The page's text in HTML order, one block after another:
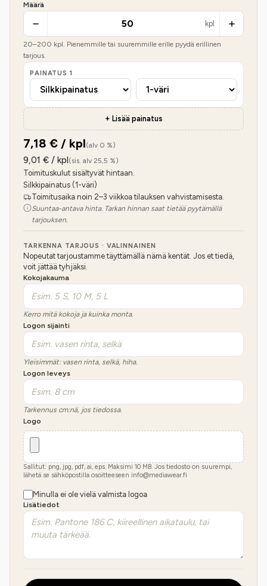
Määrä
kpl
20–200 kpl. Pienemmille tai suuremmille erille pyydä erillinen
tarjous.
PAINATUS 1
+ Lisää painatus
7,18 € / kpl(alv 0 %)
9,01 € / kpl(sis. alv 25,5 %)
Toimituskulut sisältyvät hintaan.
Silkkipainatus (1-väri)
Toimitusaika noin 2–3 viikkoa tilauksen vahvistamisesta.
Suuntaa-antava hinta. Tarkan hinnan saat tietää pyytämällä
tarjouksen.
TARKENNA TARJOUS · VALINNAINEN
Nopeutat tarjoustamme täyttämällä nämä kentät. Jos et tiedä,
voit jättää tyhjäksi.
Kokojakauma
Kerro mitä kokoja ja kuinka monta.
Logon sijainti
Yleisimmät: vasen rinta, selkä, hiha.
Logon leveys
Tarkennus cm:nä, jos tiedossa.
Logo
Sallitut: png, jpg, pdf, ai, eps. Maksimi 10 MB. Jos tiedosto on suurempi,
lähetä se sähköpostilla osoitteeseen info@mediawear.fi
Minulla ei ole vielä valmista logoa
Lisätiedot